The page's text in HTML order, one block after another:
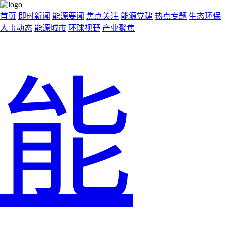
首页 即时新闻 能源要闻 焦点关注 能源党建 热点专题 生态环保
人事动态 能源城市 环球视野 产业聚焦
能